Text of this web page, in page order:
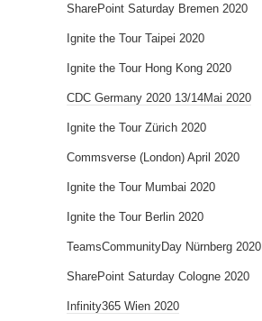
SharePoint Saturday Bremen 2020
Ignite the Tour Taipei 2020
Ignite the Tour Hong Kong 2020
CDC Germany 2020 13/14Mai 2020
Ignite the Tour Zürich 2020
Commsverse (London) April 2020
Ignite the Tour Mumbai 2020
Ignite the Tour Berlin 2020
TeamsCommunityDay Nürnberg 2020
SharePoint Saturday Cologne 2020
Infinity365 Wien 2020